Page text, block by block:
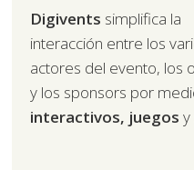
Digivents simplifica la
interacción entre los
actores del evento, los
y los sponsors por
interactivos, juegos y